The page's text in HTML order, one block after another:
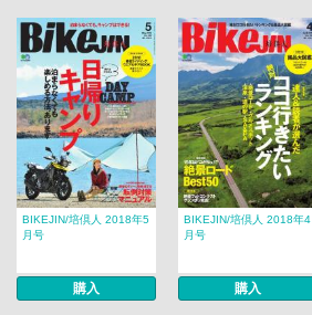
BIKEJIN/培倶人 2018年5
月号
購入
BIKEJIN/培倶人 2018年4
月号
購入